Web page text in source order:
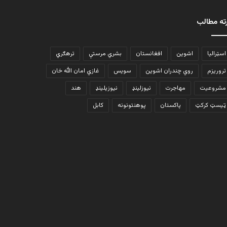
مطالب
اسټرالیا اشوین افغانستان بشري مرستې
ترهګري
تروریزم
روي چندران اشوین سویس
غازي امان الله خان
مشروعیت
مهاجرت نیوزلینډ نیوزیلینډ
هند
ټیسټ کرکټ
پاکستان پوهنتونونه کابل